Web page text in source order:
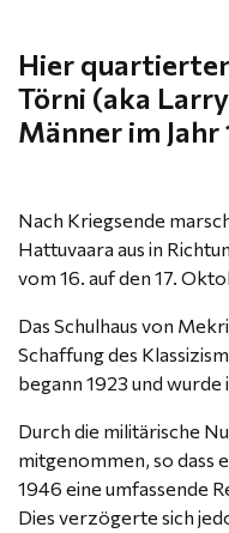
Hier
Törni (aka
Männer im Jahr
Nach Kriegsende
Hattuvaara aus in
vom 16. auf den 17.
Das Schulhaus von
Schaffung des
begann 1923 und
Durch die militärische
mitgenommen, so dass
1946 eine umfassende
Dies verzögerte sich